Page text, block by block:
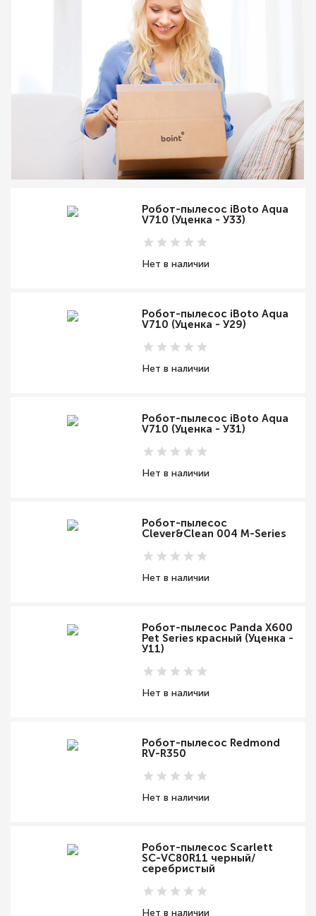
Робот-пылесос iBoto Aqua
V710 (Уценка - У33)
Нет в наличии
Робот-пылесос iBoto Aqua
V710 (Уценка - У29)
Нет в наличии
Робот-пылесос iBoto Aqua
V710 (Уценка - У31)
Нет в наличии
Робот-пылесос
Clever&Clean 004 M-Series
Нет в наличии
Робот-пылесос Panda X600
Pet Series красный (Уценка -
У11)
Нет в наличии
Робот-пылесос Redmond
RV-R350
Нет в наличии
Робот-пылесос Scarlett
SC-VC80R11 черный/
серебристый
Нет в наличии